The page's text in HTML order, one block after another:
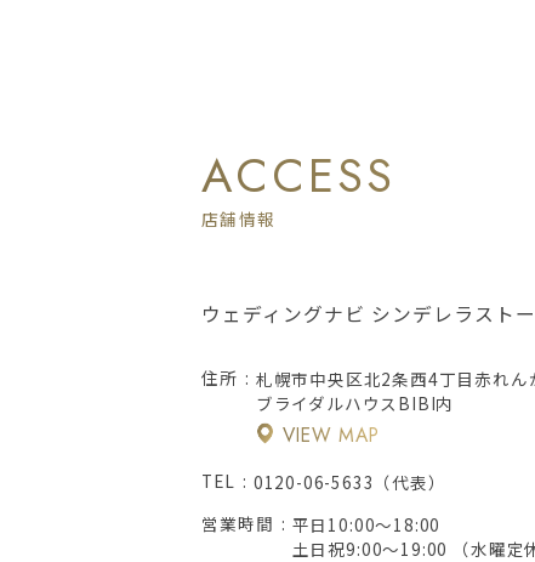
ACCESS
店舗情報
ウェディングナビ シンデレラスト
住所
札幌市中央区北2条西4丁目赤れん
ブライダルハウスBIBI内
VIEW MAP
TEL
0120-06-5633（代表）
営業時間
平日10:00～18:00
土日祝9:00～19:00 （水曜定